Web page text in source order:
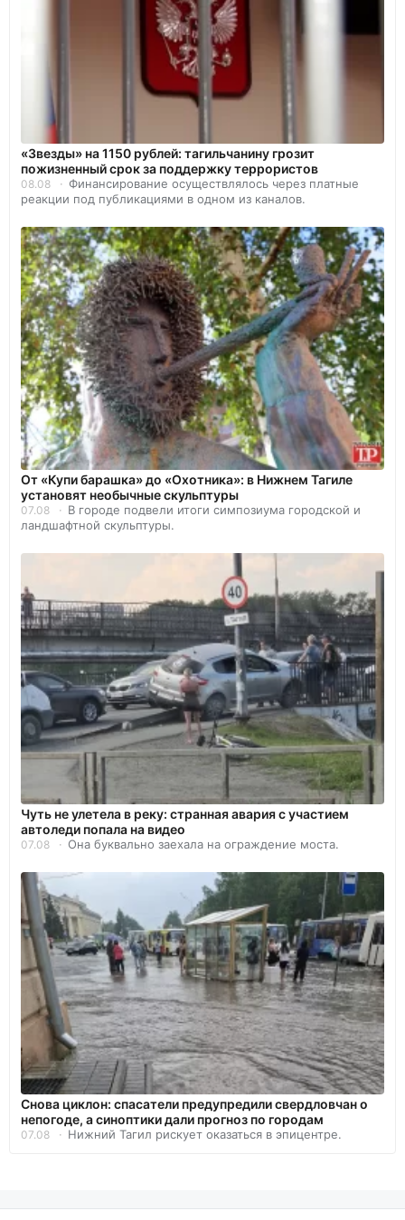
«Звезды» на 1150 рублей: тагильчанину грозит
пожизненный срок за поддержку террористов
08.08
Финансирование осуществлялось через платные
реакции под публикациями в одном из каналов.
От «Купи барашка» до «Охотника»: в Нижнем Тагиле
установят необычные скульптуры
07.08
В городе подвели итоги симпозиума городской и
ландшафтной скульптуры.
Чуть не улетела в реку: странная авария с участием
автоледи попала на видео
07.08 Она буквально заехала на ограждение моста.
Снова циклон: спасатели предупредили свердловчан о
непогоде, а синоптики дали прогноз по городам
07.08 Нижний Тагил рискует оказаться в эпицентре.